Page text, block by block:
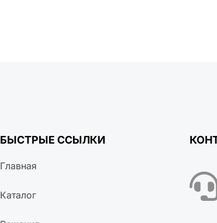
БЫСТРЫЕ ССЫЛКИ
Главная
Каталог